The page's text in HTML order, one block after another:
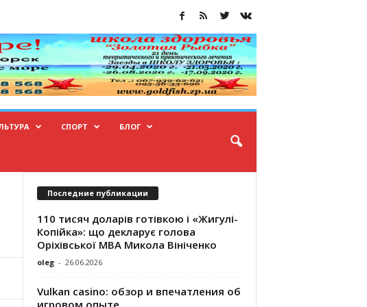
СПОРТ БЛОГ
Последние публикации
110 тисяч доларів готівкою і «Жигулі-
Копійка»: що декларує голова
Оріхівської МВА Микола Вініченко
oleg - 26.06.2026
Vulkan casino: обзор и впечатления об
игровом опыте